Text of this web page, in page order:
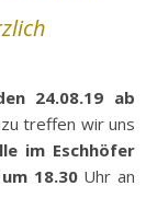
24.08.19 ab
treffen wir uns
im Eschhöfer
um 18.30Uhr an